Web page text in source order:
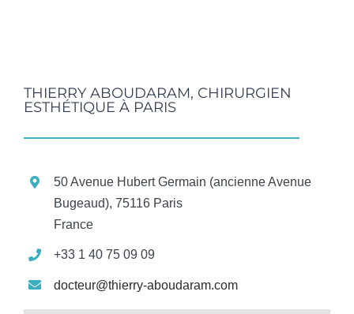
THIERRY ABOUDARAM, CHIRURGIEN
ESTHÉTIQUE À PARIS
50 Avenue Hubert Germain (ancienne Avenue
Bugeaud), 75116 Paris
France
+33 1 40 75 09 09
docteur@thierry-aboudaram.com